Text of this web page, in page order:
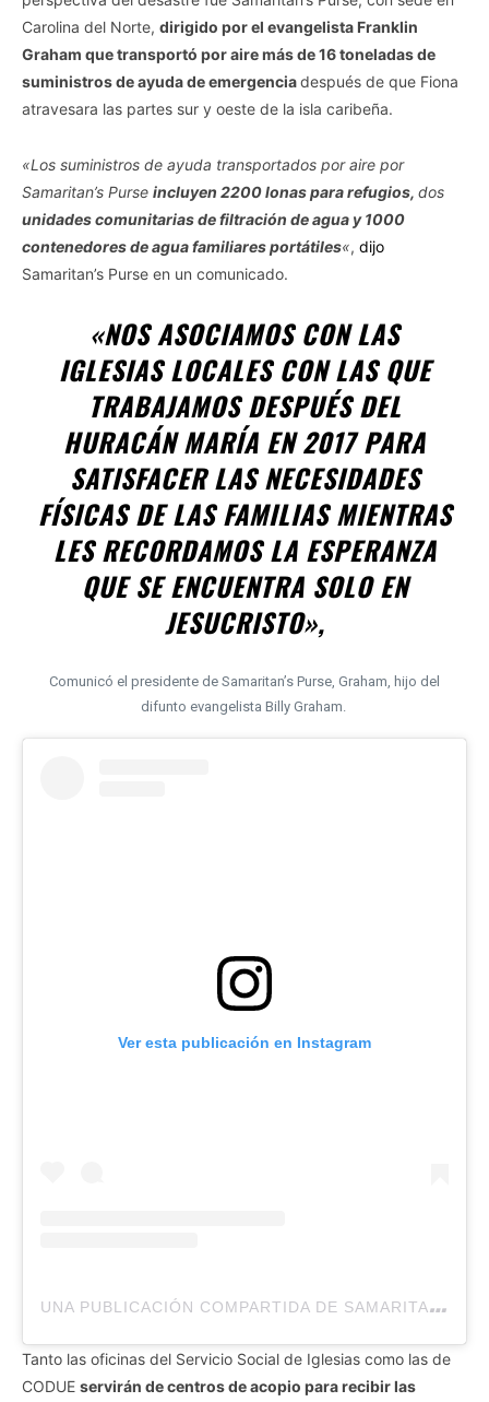
Carolina del Norte, dirigido por el evangelista Franklin
Graham que transportó por aire más de 16 toneladas de
suministros de ayuda de emergenciadespués de que Fiona
atravesara las partes sur y oeste de la isla caribeña.
«Los suministros de ayuda transportados por aire por
Samaritan’s Purse incluyen 2200 lonas para refugios, dos
unidades comunitarias de filtración de agua y 1000
contenedores de agua familiares portátiles«, dijo
Samaritan’s Purse en un comunicado.
«NOS ASOCIAMOS CON LAS
IGLESIAS LOCALES CON LAS QUE
TRABAJAMOS DESPUÉS DEL
HURACÁN MARÍA EN 2017 PARA
SATISFACER LAS NECESIDADES
FÍSICAS DE LAS FAMILIAS MIENTRAS
LES RECORDAMOS LA ESPERANZA
QUE SE ENCUENTRA SOLO EN
JESUCRISTO»,
Comunicó el presidente de Samaritan’s Purse, Graham, hijo del
difunto evangelista Billy Graham.
Ver esta publicación en Instagram
U
NA PUBLICACIÓN COMPARTIDA DE SAMARITAN'S PURSE (@SAMARITANSPURSE)
Tanto las oficinas del Servicio Social de Iglesias como las de
CODUE servirán de centros de acopio para recibir las